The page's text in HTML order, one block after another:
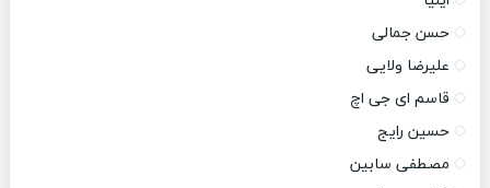
حسن جمالی
علیرضا ولایی
قاسم ای جی اچ
حسین رایج
مصطفی سابین